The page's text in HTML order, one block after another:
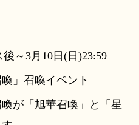
～3月10日(日)23:59
」召喚イベント
が「旭華召喚」と「星